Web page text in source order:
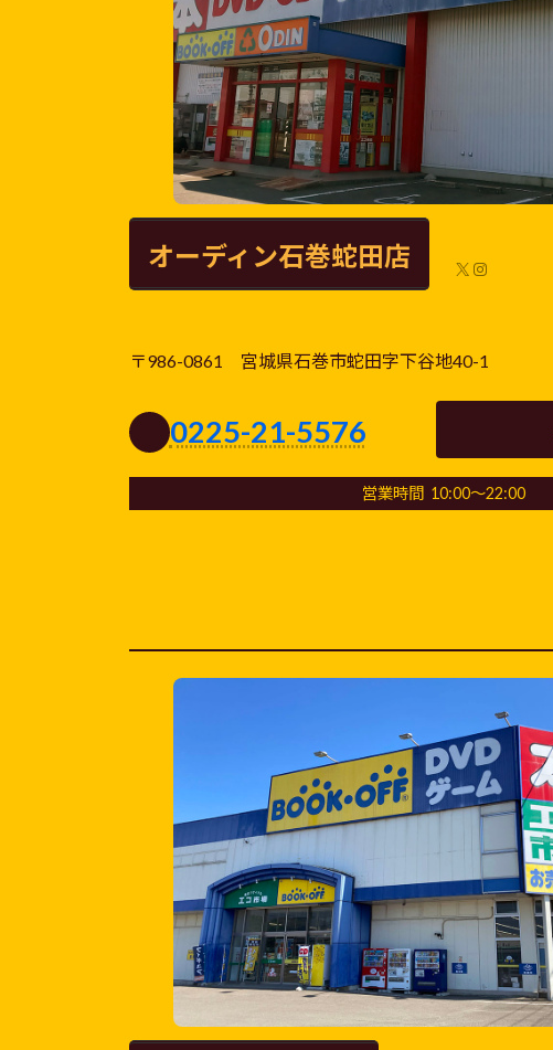
オーディン石巻蛇田店 X Instagram
〒986-0861 宮城県石巻市蛇田字下谷地40-1
0225-21-5576
営業時間 10:00～22:00